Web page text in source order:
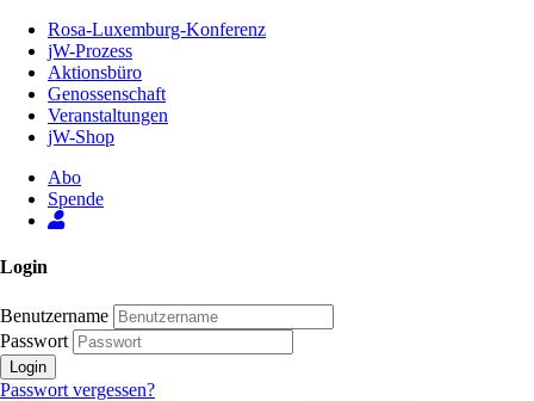
Inhalt
Seite
Rosa-Luxemburg-Konferenz
jW-Prozess
Aktionsbüro
Genossenschaft
Veranstaltungen
jW-Shop
Abo
Spende
Login
Benutzername
Passwort
Login
Passwort vergessen?